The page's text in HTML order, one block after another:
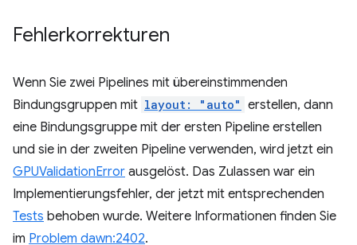
Fehlerkorrekturen
Wenn Sie zwei Pipelines mit übereinstimmenden
Bindungsgruppen mit layout: "auto" erstellen, dann
eine Bindungsgruppe mit der ersten Pipeline erstellen
und sie in der zweiten Pipeline verwenden, wird jetzt ein
GPUValidationError ausgelöst. Das Zulassen war ein
Implementierungsfehler, der jetzt mit entsprechenden
Tests behoben wurde. Weitere Informationen finden Sie
im Problem dawn:2402.